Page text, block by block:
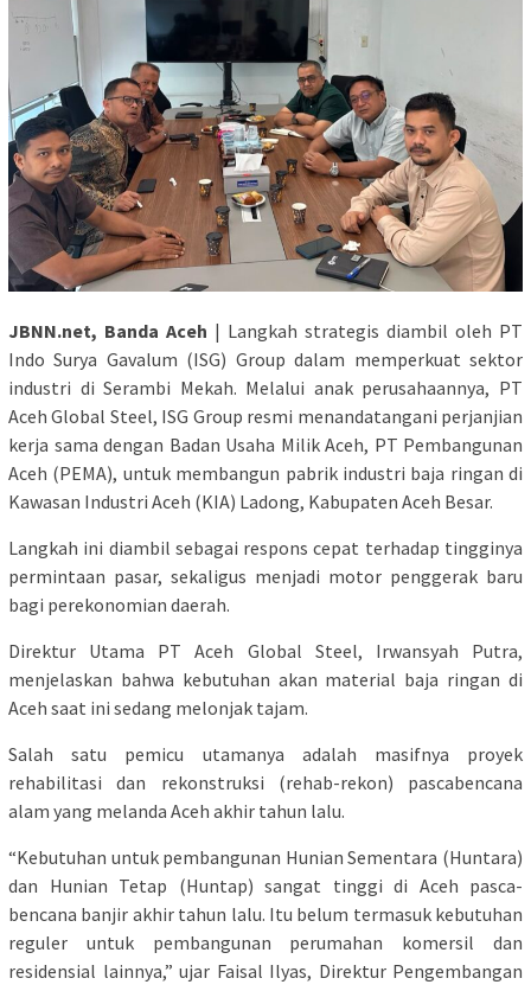
JBNN.net, Banda Aceh | Langkah strategis diambil oleh PT
Indo Surya Gavalum (ISG) Group dalam memperkuat sektor
industri di Serambi Mekah. Melalui anak perusahaannya, PT
Aceh Global Steel, ISG Group resmi menandatangani perjanjian
kerja sama dengan Badan Usaha Milik Aceh, PT Pembangunan
Aceh (PEMA), untuk membangun pabrik industri baja ringan di
Kawasan Industri Aceh (KIA) Ladong, Kabupaten Aceh Besar.
Langkah ini diambil sebagai respons cepat terhadap tingginya
permintaan pasar, sekaligus menjadi motor penggerak baru
bagi perekonomian daerah.
Direktur Utama PT Aceh Global Steel, Irwansyah Putra,
menjelaskan bahwa kebutuhan akan material baja ringan di
Aceh saat ini sedang melonjak tajam.
Salah satu pemicu utamanya adalah masifnya proyek
rehabilitasi dan rekonstruksi (rehab-rekon) pascabencana
alam yang melanda Aceh akhir tahun lalu.
“Kebutuhan untuk pembangunan Hunian Sementara (Huntara)
dan Hunian Tetap (Huntap) sangat tinggi di Aceh pasca-
bencana banjir akhir tahun lalu. Itu belum termasuk kebutuhan
reguler untuk pembangunan perumahan komersil dan
residensial lainnya,” ujar Faisal Ilyas, Direktur Pengembangan